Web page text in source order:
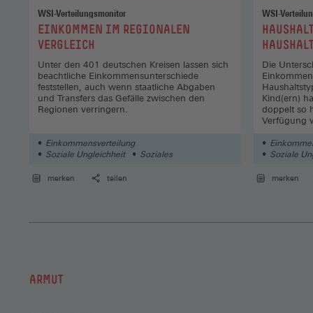
WSI-Verteilungsmonitor
:EINKOMMEN IM REGIONALEN
VERGLEICH
Unter den 401 deutschen Kreisen lassen sich
beachtliche Einkommensunterschiede
feststellen, auch wenn staatliche Abgaben
und Transfers das Gefälle zwischen den
Regionen verringern.
Einkommensverteilung
Soziale Ungleichheit
Soziales
merken teilen
WSI-
:
Die
Kind(ern)
doppelt so
Verfügung
Soziale
merken
ARMUT